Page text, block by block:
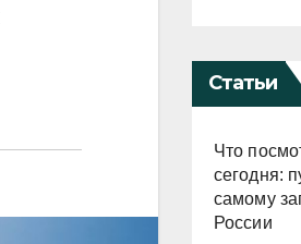
Статьи
Что
сегодня:
самому
России